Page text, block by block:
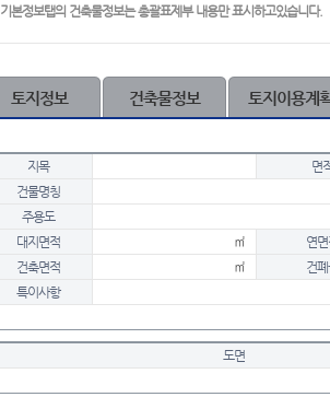
기본정보탭의 건축물정보는 총괄표제부 내용만 표시하고있습니다.
토지정보 건축물정보 토지이용계
지목 면
건물명칭
주용도
대지면적
㎡
연
건축면적
㎡
건
특이사항
도면